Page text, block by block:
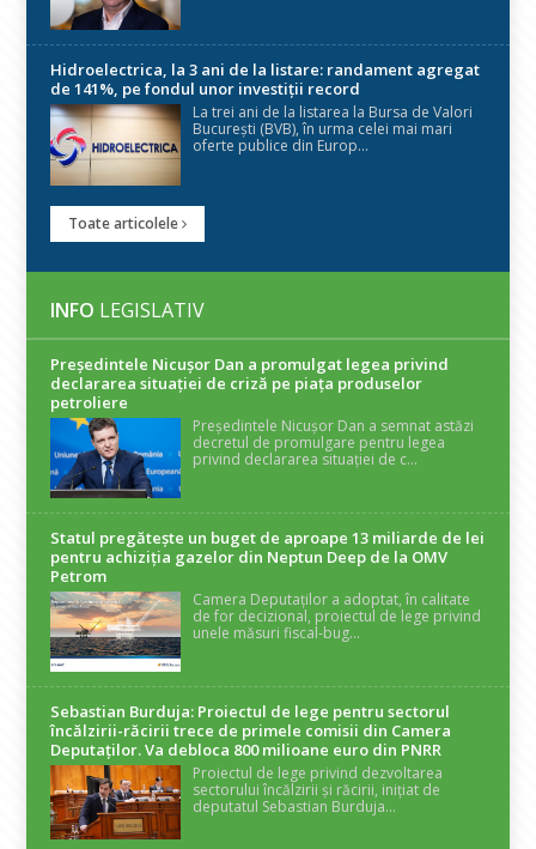
Hidroelectrica, la 3 ani de la listare: randament agregat
de 141%, pe fondul unor investiții record
La trei ani de la listarea la Bursa de Valori
București (BVB), în urma celei mai mari
oferte publice din Europ...
Toate articolele
INFO LEGISLATIV
Președintele Nicuşor Dan a promulgat legea privind
declararea situaţiei de criză pe piaţa produselor
petroliere
Președintele Nicușor Dan a semnat astăzi
decretul de promulgare pentru legea
privind declararea situației de c...
Statul pregătește un buget de aproape 13 miliarde de lei
pentru achiziția gazelor din Neptun Deep de la OMV
Petrom
Camera Deputaților a adoptat, în calitate
de for decizional, proiectul de lege privind
unele măsuri fiscal-bug...
Sebastian Burduja: Proiectul de lege pentru sectorul
încălzirii-răcirii trece de primele comisii din Camera
Deputaților. Va debloca 800 milioane euro din PNRR
Proiectul de lege privind dezvoltarea
sectorului încălzirii și răcirii, inițiat de
deputatul Sebastian Burduja...